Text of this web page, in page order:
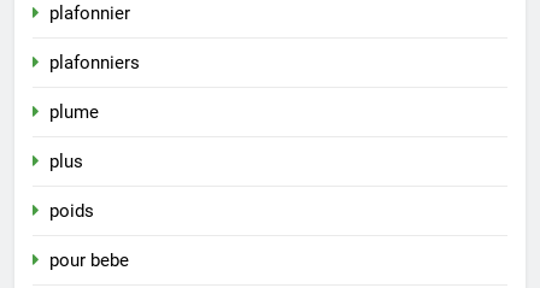
plafonnier
plafonniers
plume
plus
poids
pour bebe